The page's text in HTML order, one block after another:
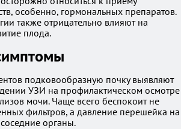
особенно, гормональных препаратов.
также отрицательно влияют на
плода.
подковообразную почку выявляют
УЗИ на профилактическом осмотре
мочи. Чаще всего беспокоит не
фильтров, а давление перешейка на
органы.